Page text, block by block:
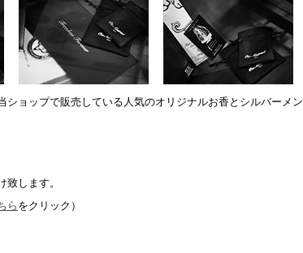
ョップで販売している人気のオリジナルお香とシルバーメン
します。
らをクリック）